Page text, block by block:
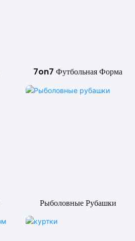
7on7 Футбольная Форма
Рыболовные Рубашки